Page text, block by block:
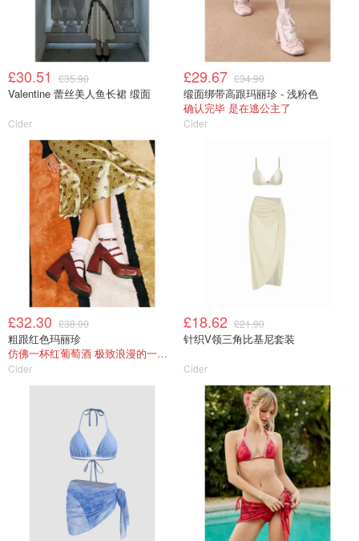
£30.51 £35.90
Valentine 蕾丝美人鱼长裙 缎面
Cider
£29.67 £34.90
缎面绑带高跟玛丽珍 - 浅粉色
确认完毕 是在逃公主了
Cider
£32.30 £38.00
粗跟红色玛丽珍
仿佛一杯红葡萄酒 极致浪漫的一件单品
Cider
£18.62 £21.90
针织V领三角比基尼套装
Cider